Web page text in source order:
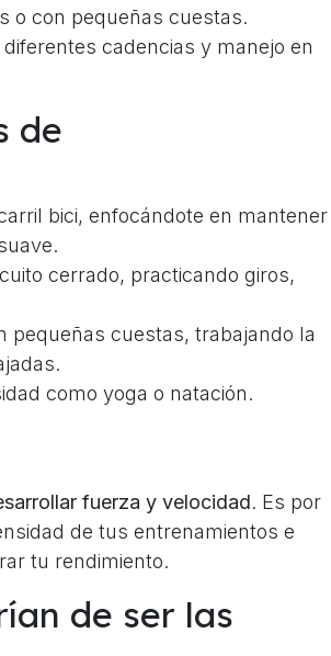
o con pequeñas cuestas.
cadencias y manejo en
de
bici, enfocándote en mantener
cerrado, practicando giros,
pequeñas cuestas, trabajando la
como yoga o natación.
fuerza y velocidad. Es por
de tus entrenamientos e
tu rendimiento.
de ser las